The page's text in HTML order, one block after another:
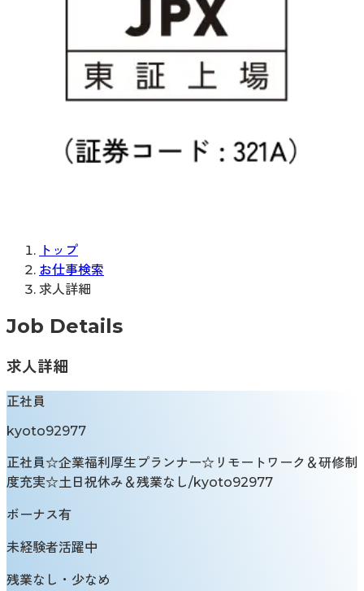
トップ
お仕事検索
求人詳細
Job Details
求人詳細
正社員
kyoto92977
正社員☆企業福利厚生プランナー☆リモートワーク＆研修制
度充実☆土日祝休み＆残業なし/kyoto92977
ボーナス有
未経験者活躍中
残業なし・少なめ